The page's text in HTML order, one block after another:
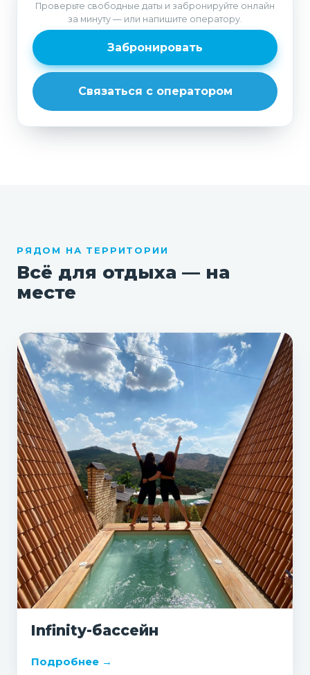
Проверьте свободные даты и забронируйте онлайн
за минуту — или напишите оператору.
Забронировать
Связаться с оператором
РЯДОМ НА ТЕРРИТОРИИ
Всё для отдыха — на
месте
Infinity-бассейн
Подробнее →